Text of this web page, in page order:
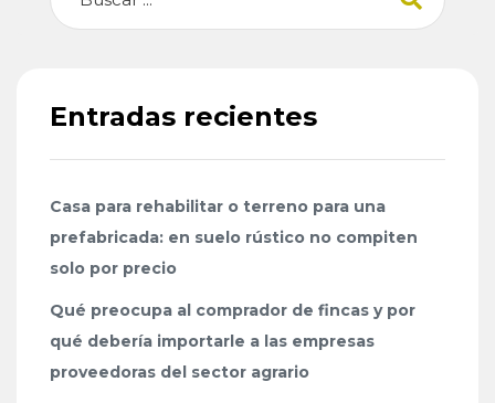
Entradas recientes
Casa para rehabilitar o terreno para una
prefabricada: en suelo rústico no compiten
solo por precio
Qué preocupa al comprador de fincas y por
qué debería importarle a las empresas
proveedoras del sector agrario